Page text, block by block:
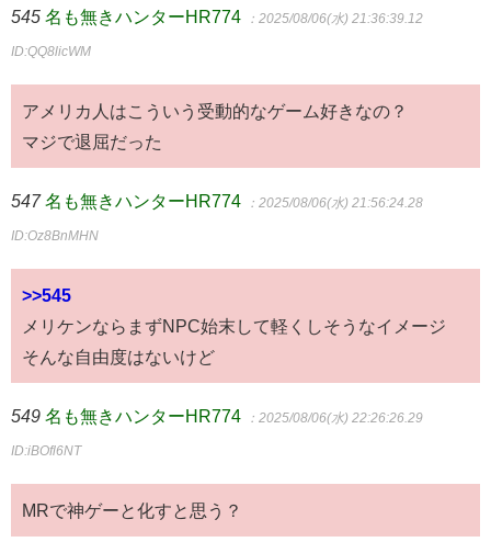
545 名も無きハンターHR774 ：2025/08/06(水) 21:36:39.12
ID:QQ8licWM
アメリカ人はこういう受動的なゲーム好きなの？
マジで退屈だった
547 名も無きハンターHR774 ：2025/08/06(水) 21:56:24.28
ID:Oz8BnMHN
>>545
メリケンならまずNPC始末して軽くしそうなイメージ
そんな自由度はないけど
549 名も無きハンターHR774 ：2025/08/06(水) 22:26:26.29
ID:iBOfl6NT
MRで神ゲーと化すと思う？